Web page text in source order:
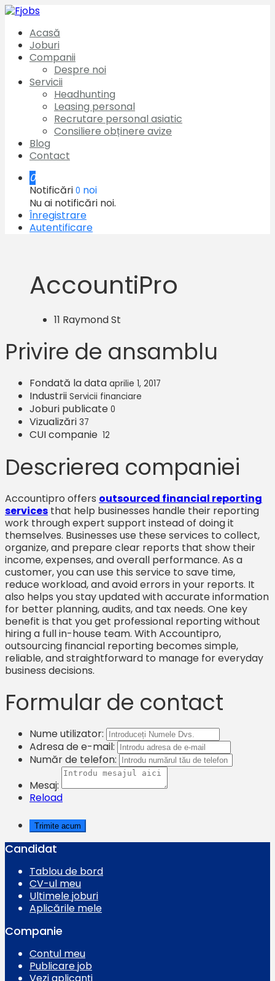
Acasă
Joburi
Companii
Despre noi
Servicii
Headhunting
Leasing personal
Recrutare personal asiatic
Consiliere obținere avize
Blog
Contact
0
Notificări 0 noi
Nu ai notificări noi.
Înregistrare
Autentificare
AccountiPro
11 Raymond St
Privire de ansamblu
Fondată la data aprilie 1, 2017
Industrii Servicii financiare
Joburi publicate 0
Vizualizări 37
CUI companie 12
Descrierea companiei
Accountipro offers outsourced financial reporting
services that help businesses handle their reporting
work through expert support instead of doing it
themselves. Businesses use these services to collect,
organize, and prepare clear reports that show their
income, expenses, and overall performance. As a
customer, you can use this service to save time,
reduce workload, and avoid errors in your reports. It
also helps you stay updated with accurate information
for better planning, audits, and tax needs. One key
benefit is that you get professional reporting without
hiring a full in-house team. With Accountipro,
outsourcing financial reporting becomes simple,
reliable, and straightforward to manage for everyday
business decisions.
Formular de contact
Nume utilizator:
Adresa de e-mail:
Număr de telefon:
Mesaj:
Reload
Candidat
Tablou de bord
CV-ul meu
Ultimele joburi
Aplicările mele
Companie
Contul meu
Publicare job
Vezi aplicanți